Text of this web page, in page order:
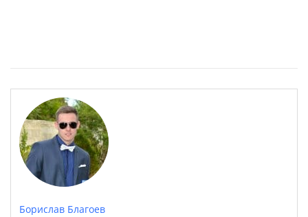
Борислав Благоев